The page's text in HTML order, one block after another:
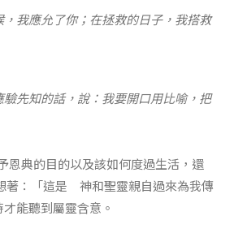
我應允了你；在拯救的日子，我搭救
先知的話，說：我要開口用比喻，把
典的目的以及該如何度過生活，還
著：「這是 神和聖靈親自過來為我傳
能聽到屬靈含意。